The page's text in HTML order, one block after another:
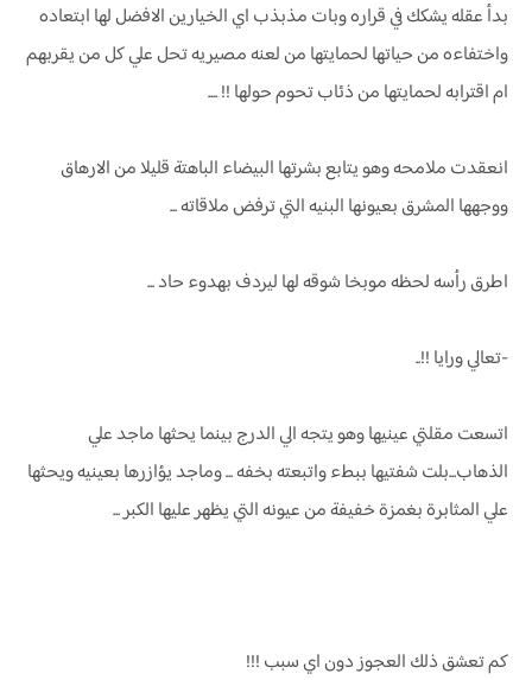
بدأ عقله يشكك في قراره وبات مذبذب اي الخيارين الافضل لها ابتعاده
واختفاءه من حياتها لحمايتها من لعنه مصيريه تحل علي كل من يقربهم
ام اقترابه لحمايتها من ذئاب تحوم حولها !! ....
انعقدت ملامحه وهو يتابع بشرتها البيضاء الباهتة قليلا من الارهاق
ووجهها المشرق بعيونها البنيه التي ترفض ملاقاته ...
اطرق رأسه لحظه موبخا شوقه لها ليردف بهدوء حاد ...
-تعالي ورايا !!..
اتسعت مقلتي عينيها وهو يتجه الي الدرج بينما يحثها ماجد علي
الذهاب...بلت شفتيها ببطء واتبعته بخفه ... وماجد يؤازرها بعينيه ويحثها
علي المثابرة بغمزة خفيفة من عيونه التي يظهر عليها الكبر ...
كم تعشق ذلك العجوز دون اي سبب !!!